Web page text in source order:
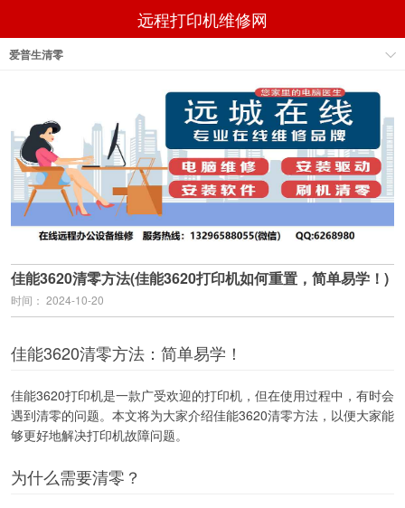
远程打印机维修网
爱普生清零
佳能3620清零方法(佳能3620打印机如何重置，简单易学！)
时间： 2024-10-20
佳能3620清零方法：简单易学！
佳能3620打印机是一款广受欢迎的打印机，但在使用过程中，有时会
遇到清零的问题。本文将为大家介绍佳能3620清零方法，以便大家能
够更好地解决打印机故障问题。
为什么需要清零？